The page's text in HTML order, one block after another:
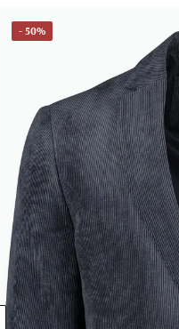
- 50%